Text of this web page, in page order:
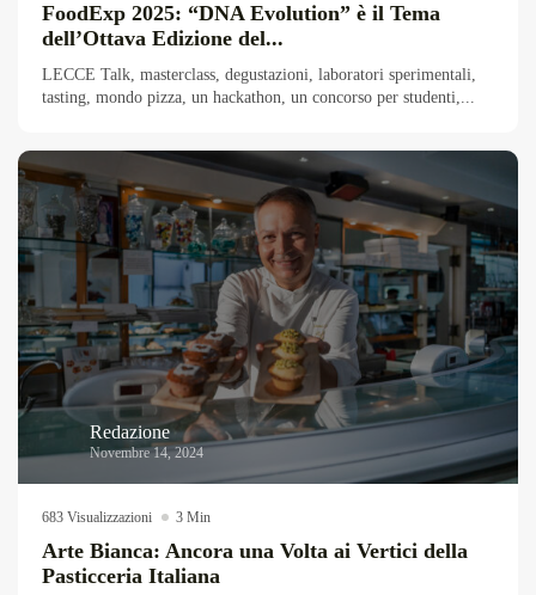
FoodExp 2025: “DNA Evolution” è il Tema
dell’Ottava Edizione del...
LECCE Talk, masterclass, degustazioni, laboratori sperimentali,
tasting, mondo pizza, un hackathon, un concorso per studenti,...
Redazione
Novembre 14, 2024
683 Visualizzazioni 3 Min
Arte Bianca: Ancora una Volta ai Vertici della
Pasticceria Italiana